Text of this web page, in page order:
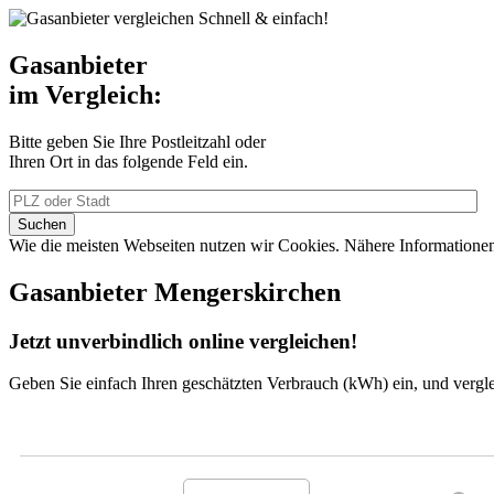
Schnell & einfach!
Gasanbieter
im Vergleich:
Bitte geben Sie Ihre Postleitzahl oder
Ihren Ort in das folgende Feld ein.
Wie die meisten Webseiten nutzen wir Cookies. Nähere
Gasanbieter Mengerskirchen
Jetzt unverbindlich online vergleichen!
Geben Sie einfach Ihren geschätzten Verbrauch (kWh) ein, und